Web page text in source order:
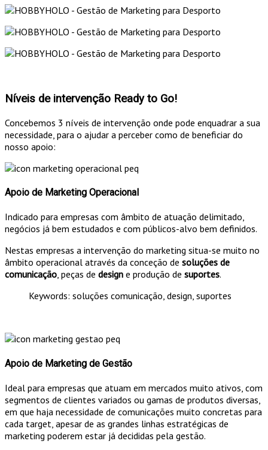
Níveis de intervenção Ready to Go!
Concebemos 3 níveis de intervenção onde pode enquadrar a sua
necessidade, para o ajudar a perceber como de beneficiar do
nosso apoio:
Apoio de Marketing Operacional
Indicado para empresas com âmbito de atuação delimitado,
negócios já bem estudados e com públicos-alvo bem definidos.
Nestas empresas a intervenção do marketing situa-se muito no
âmbito operacional através da conceção de soluções de
comunicação, peças de design e produção de suportes.
Keywords: soluções comunicação, design, suportes
Apoio de Marketing de Gestão
Ideal para empresas que atuam em mercados muito ativos, com
segmentos de clientes variados ou gamas de produtos diversas,
em que haja necessidade de comunicações muito concretas para
cada target, apesar de as grandes linhas estratégicas de
marketing poderem estar já decididas pela gestão.